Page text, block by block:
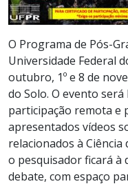
O Programa de Pós-
Universidade Federal
outubro, 1º e 8 de
do Solo. O evento
participação remota e
apresentados vídeos
relacionados à
o pesquisador ficará à
debate, com espaço